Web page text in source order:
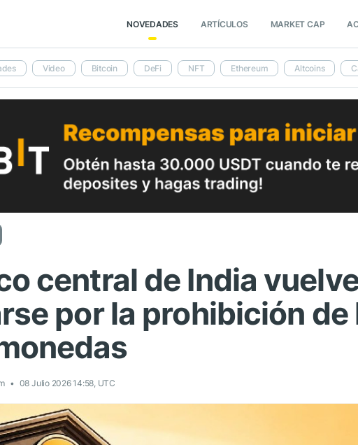
NOVEDADES ARTÍCULOS MARKET CAP
Video Bitcoin DeFi NFT Ethereum Altcoins
central de India
por la prohibición de
08 Julio 2026 14:58, UTC